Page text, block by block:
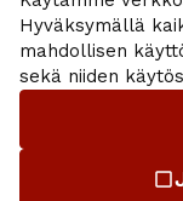
Hyväksymällä
mahdollisen
sekä niiden
check_box_outline_blank